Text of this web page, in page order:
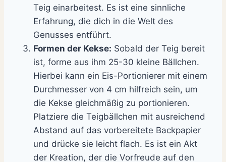
Teig einarbeitest. Es ist eine sinnliche
Erfahrung, die dich in die Welt des
Genusses entführt.
Formen der Kekse: Sobald der Teig bereit
ist, forme aus ihm 25-30 kleine Bällchen.
Hierbei kann ein Eis-Portionierer mit einem
Durchmesser von 4 cm hilfreich sein, um
die Kekse gleichmäßig zu portionieren.
Platziere die Teigbällchen mit ausreichend
Abstand auf das vorbereitete Backpapier
und drücke sie leicht flach. Es ist ein Akt
der Kreation, der die Vorfreude auf den